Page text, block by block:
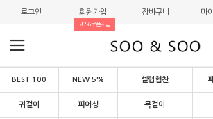
로그인 회원가입
20%쿠폰지급
장바구니 마
BEST 100 NEW 5% 셀럽협찬
귀걸이 피어싱 목걸이